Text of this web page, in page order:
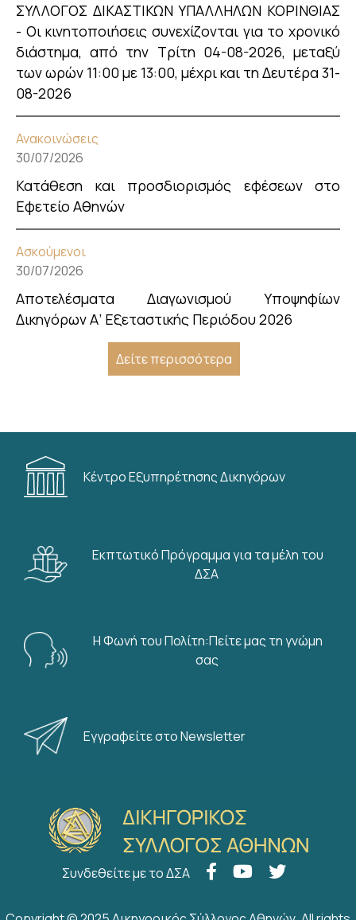
ΣΥΛΛΟΓΟΣ ΔΙΚΑΣΤΙΚΩΝ ΥΠΑΛΛΗΛΩΝ ΚΟΡΙΝΘΙΑΣ
- Οι κινητοποιήσεις συνεχίζονται για το χρονικό
διάστημα, από την Τρίτη 04-08-2026, μεταξύ
των ωρών 11:00 με 13:00, μέχρι και τη Δευτέρα 31-
08-2026
Ανακοινώσεις
30/07/2026
Κατάθεση και προσδιορισμός εφέσεων στο
Εφετείο Αθηνών
Ασκούμενοι
30/07/2026
Αποτελέσματα Διαγωνισμού Υποψηφίων
Δικηγόρων Α’ Εξεταστικής Περιόδου 2026
Δείτε περισσότερα
Κέντρο Εξυπηρέτησης Δικηγόρων
Εκπτωτικό Πρόγραμμα για τα μέλη του
ΔΣΑ
Η Φωνή του Πολίτη:Πείτε μας τη γνώμη
σας
Εγγραφείτε στο Newsletter
Συνδεθείτε με το ΔΣΑ